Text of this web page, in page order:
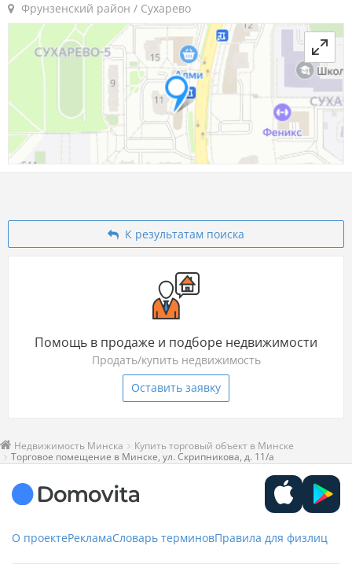
Фрунзенский район / Сухарево
К результатам поиска
Помощь в продаже и подборе недвижимости
Продать/купить недвижимость
Оставить заявку
Недвижимость Минска
Купить торговый объект в Минске
Торговое помещение в Минске, ул. Скрипникова, д. 11/а
О проектеРекламаСловарь терминовПравила для физлиц